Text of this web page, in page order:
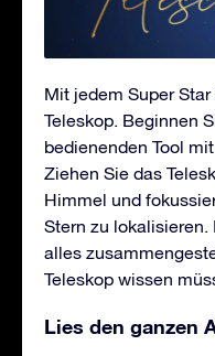
Mit jedem Super
Teleskop. Beginnen
bedienenden Tool
Ziehen Sie das
Himmel und
Stern zu
alles
Teleskop wissen
Lies den ganzen